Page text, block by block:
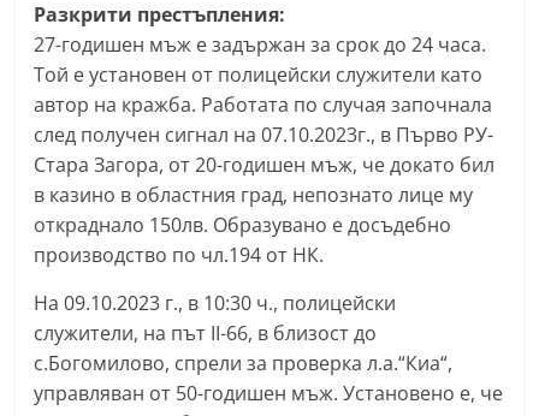
a
z
a
n
l
a
k
.
c
o
m
Разкрити престъпления:
27-годишен мъж е задържан за срок до 24 часа.
Той е установен от полицейски служители като
автор на кражба. Работата по случая започнала
след получен сигнал на 07.10.2023г., в Първо РУ-
Стара Загора, от 20-годишен мъж, че докато бил
в казино в областния град, непознато лице му
откраднало 150лв. Образувано е досъдебно
производство по чл.194 от НК.
На 09.10.2023 г., в 10:30 ч., полицейски
служители, на път II-66, в близост до
с.Богомилово, спрели за проверка л.а.“Киа“,
управляван от 50-годишен мъж. Установено е, че